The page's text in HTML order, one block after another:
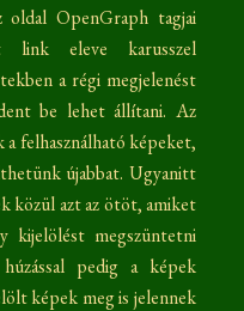
oldal OpenGraph tagjai
link eleve karusszel
a régi megjelenést
be lehet állítani. Az
felhasználható képeket,
újabbat. Ugyanitt
közül azt az ötöt, amiket
kijelölést megszüntetni
pedig a képek
képek meg is jelennek